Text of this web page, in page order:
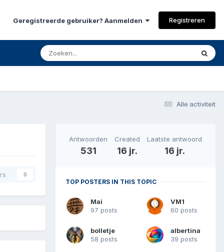
Geregistreerde gebruiker? Aanmelden Registreren
Alle activiteit
0
Antwoorden
531
Created
16 jr.
Laatste antwoord
16 jr.
TOP POSTERS IN THIS TOPIC
Mai
97 posts
VM1
60 posts
bolletje
58 posts
albertina
39 posts